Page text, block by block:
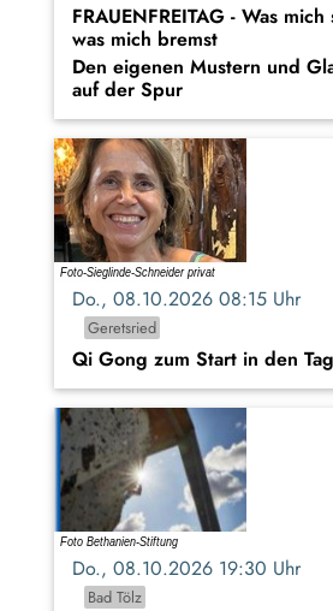
FRAUENFREITAG - Was
was mich bremst
Den eigenen Mustern und
auf der Spur
Do., 08.10.2026 08:15 Uhr
Geretsried
Qi Gong zum Start in den Tag
Do., 08.10.2026 19:30 Uhr
Bad Tölz